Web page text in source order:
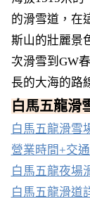
的滑雪道，在
斯山的壯麗景
次滑雪到GW
長的大海的路
白馬五龍滑
白馬五龍滑雪
營業時間+交
白馬五龍夜場
白馬五龍滑道